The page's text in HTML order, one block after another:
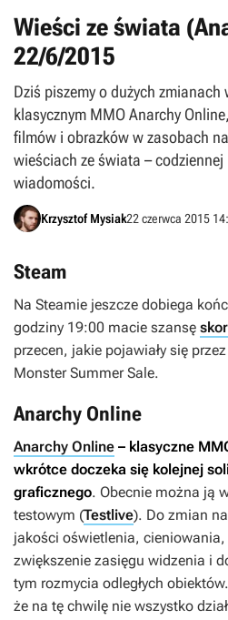
Wieści ze świata
22/6/2015
Dziś piszemy o dużych
klasycznym MMO Anarchy
filmów i obrazków w zasobach
wieściach ze świata –
wiadomości.
Krzysztof Mysiak22 czerwca 2015
Steam
Na Steamie jeszcze dobiega
godziny 19:00 macie szansę
przecen, jakie pojawiały się
Monster Summer Sale.
Anarchy Online
Anarchy Online – klasyczne
wkrótce doczeka się kolejnej
graficznego. Obecnie można ją
testowym (Testlive). Do zmian
jakości oświetlenia,
zwiększenie zasięgu widzenia i
tym rozmycia odległych
że na tę chwilę nie wszystko